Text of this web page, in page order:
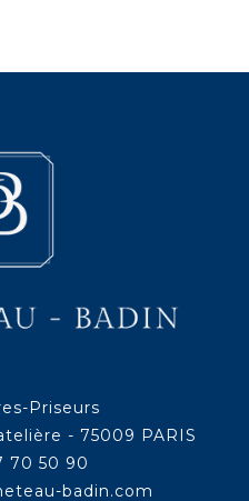
Priseurs
- 75009 PARIS
70 50 90
badin.com